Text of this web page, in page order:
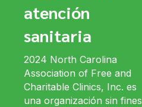
atención
sanitaria
2024 North Carolina
Association of Free and
Charitable Clinics, Inc. es
una organización sin fines